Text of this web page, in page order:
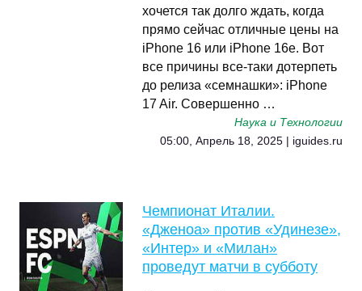
хочется так долго ждать, когда
прямо сейчас отличные цены на
iPhone 16 или iPhone 16e. Вот
все причины все-таки дотерпеть
до релиза «семнашки»: iPhone
17 Air. Совершенно …
Наука и Технологии
05:00, Апрель 18, 2025 | iguides.ru
Чемпионат Италии.
«Дженоа» против «Удинезе»,
«Интер» и «Милан»
проведут матчи в субботу